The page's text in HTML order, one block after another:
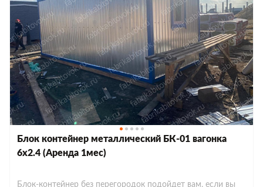
Блок контейнер металлический БК-01 вагонка
6х2.4 (Аренда 1мес)
Блок-контейнер без перегородок подойдет вам, если вы